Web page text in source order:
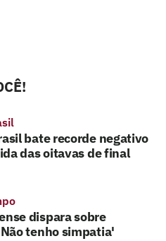
bate recorde negativo
das oitavas de final
dispara sobre
tenho simpatia'